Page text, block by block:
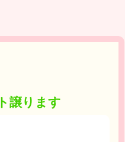
譲ります